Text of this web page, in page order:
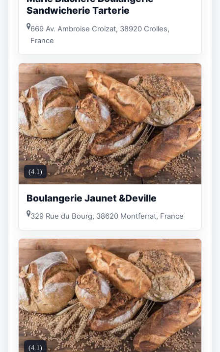
Sandwicherie Tarterie
669 Av. Ambroise Croizat, 38920 Crolles,
France
(4.1)
Boulangerie Jaunet &Deville
329 Rue du Bourg, 38620 Montferrat, France
(4.1)